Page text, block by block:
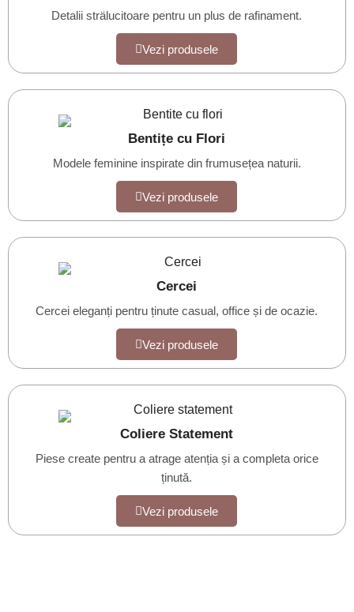
Detalii strälucitoare pentru un plus de rafinament.
Vezi produsele
Bentițe cu Flori
Modele feminine inspirate din frumusețea naturii.
Vezi produsele
Cercei
Cercei eleganți pentru ținute casual, office și de ocazie.
Vezi produsele
Coliere Statement
Piese create pentru a atrage atenția și a completa orice
ținută.
Vezi produsele